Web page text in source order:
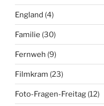
England (4)
Familie (30)
Fernweh (9)
Filmkram (23)
Foto-Fragen-Freitag (12)